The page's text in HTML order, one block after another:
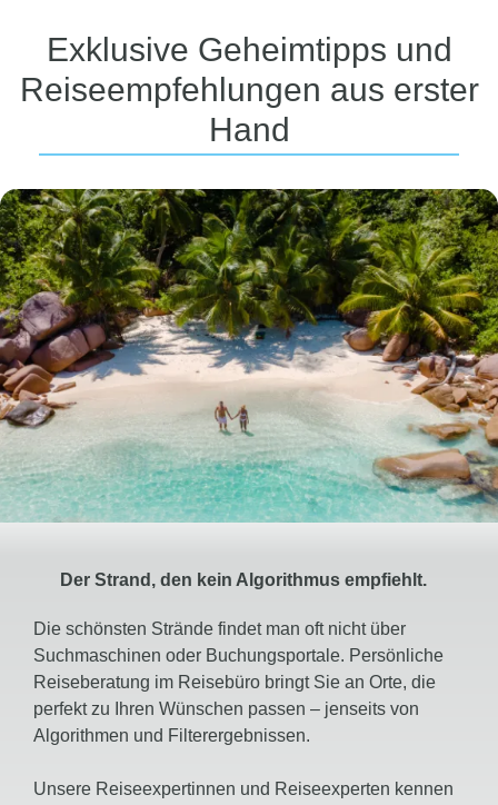
Exklusive Geheimtipps und
Reiseempfehlungen aus erster
Hand
Der Strand, den kein Algorithmus empfiehlt.
Die schönsten Strände findet man oft nicht über
Suchmaschinen oder Buchungsportale. Persönliche
Reiseberatung im Reisebüro bringt Sie an Orte, die
perfekt zu Ihren Wünschen passen – jenseits von
Algorithmen und Filterergebnissen.
Unsere Reiseexpertinnen und Reiseexperten kennen